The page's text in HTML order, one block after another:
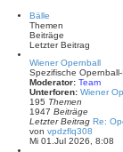
g
Bälle
Themen
Beiträge
Letzter Beitrag
Wiener Opernball
Spezifische
Moderator: Team
Unterforen: Wiener
195 Themen
1947 Beiträge
Letzter Beitrag Re:
von vpdzflq308
e
Mi 01.Jul 2026, 8:08